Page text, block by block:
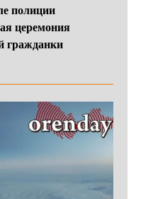
полиции
церемония
гражданки